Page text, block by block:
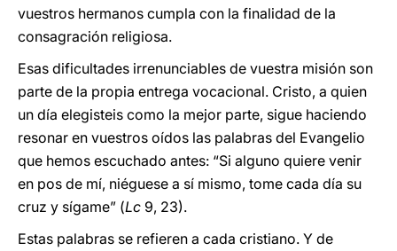
vuestros hermanos cumpla con la finalidad de la
consagración religiosa.
Esas dificultades irrenunciables de vuestra misión son
parte de la propia entrega vocacional. Cristo, a quien
un día elegisteis como la mejor parte, sigue haciendo
resonar en vuestros oídos las palabras del Evangelio
que hemos escuchado antes: “Si alguno quiere venir
en pos de mí, niéguese a sí mismo, tome cada día su
cruz y sígame” (Lc 9, 23).
Estas palabras se refieren a cada cristiano. Y de